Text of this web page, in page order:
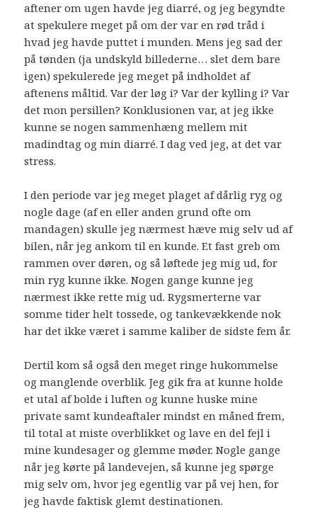
aftener om ugen havde jeg diarré, og jeg begyndte
at spekulere meget på om der var en rød tråd i
hvad jeg havde puttet i munden. Mens jeg sad der
på tønden (ja undskyld billederne… slet dem bare
igen) spekulerede jeg meget på indholdet af
aftenens måltid. Var der løg i? Var der kylling i? Var
det mon persillen? Konklusionen var, at jeg ikke
kunne se nogen sammenhæng mellem mit
madindtag og min diarré. I dag ved jeg, at det var
stress.
I den periode var jeg meget plaget af dårlig ryg og
nogle dage (af en eller anden grund ofte om
mandagen) skulle jeg nærmest hæve mig selv ud af
bilen, når jeg ankom til en kunde. Et fast greb om
rammen over døren, og så løftede jeg mig ud, for
min ryg kunne ikke. Nogen gange kunne jeg
nærmest ikke rette mig ud. Rygsmerterne var
somme tider helt tossede, og tankevækkende nok
har det ikke været i samme kaliber de sidste fem år.
Dertil kom så også den meget ringe hukommelse
og manglende overblik. Jeg gik fra at kunne holde
et utal af bolde i luften og kunne huske mine
private samt kundeaftaler mindst en måned frem,
til total at miste overblikket og lave en del fejl i
mine kundesager og glemme møder. Nogle gange
når jeg kørte på landevejen, så kunne jeg spørge
mig selv om, hvor jeg egentlig var på vej hen, for
jeg havde faktisk glemt destinationen.